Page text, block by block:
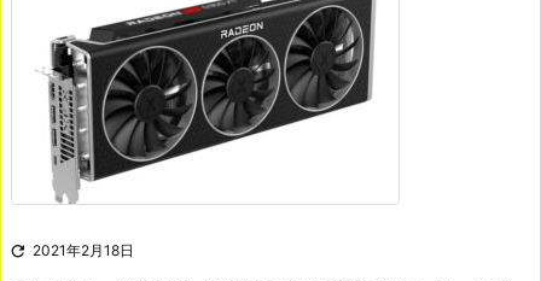
 2021年2月18日